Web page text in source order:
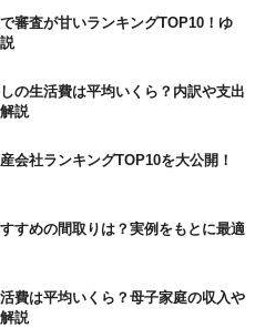
審査が甘いランキングTOP10！ゆ
の生活費は平均いくら？内訳や支出
説
会社ランキングTOP10を大公開！
すめの間取りは？実例をもとに最適
費は平均いくら？母子家庭の収入や
説